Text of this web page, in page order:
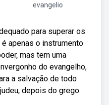
evangelio
para superar os
apenas o instrumento
mas tem uma
do evangelho,
a salvação de todo
depois do grego.